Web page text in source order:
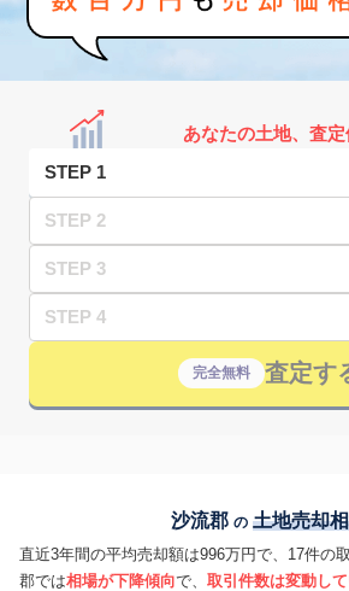
あなたの土地、査
STEP 1
STEP 2
STEP 3
STEP 4
完全無料 査定す
沙流郡 の 土地売却
直近3年間の平均売却額は996万円で、17件の
郡では相場が下降傾向で、 取引件数は変動して
お問い合わせ